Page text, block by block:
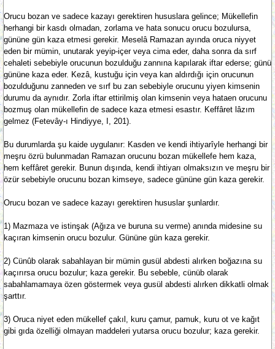
Orucu bozan ve sadece kazayı gerektiren hususlara gelince; Mükellefin
herhangi bir kasdı olmadan, zorlama ve hata sonucu orucu bozulursa,
gününe gün kaza etmesi gerekir. Meselâ Ramazan ayında oruca niyyet
eden bir mümin, unutarak yeyip-içer veya cima eder, daha sonra da sırf
cehaleti sebebiyle orucunun bozulduğu zannına kapılarak iftar ederse; günü
gününe kaza eder. Kezâ, kustuğu için veya kan aldırdığı için orucunun
bozulduğunu zanneden ve sırf bu zan sebebiyle orucunu yiyen kimsenin
durumu da aynıdır. Zorla iftar ettirilmiş olan kimsenin veya hataen orucunu
bozmuş olan mükellefin de sadece kaza etmesi esastır. Keffâret lâzım
gelmez (Fetevây-ı Hindiyye, I, 201).
Bu durumlarda şu kaide uygulanır: Kasden ve kendi ihtiyarîyle herhangi bir
meşru özrü bulunmadan Ramazan orucunu bozan mükellefe hem kaza,
hem keffâret gerekir. Bunun dışında, kendi ihtiyarı olmaksızın ve meşru bir
özür sebebiyle orucunu bozan kimseye, sadece gününe gün kaza gerekir.
Orucu bozan ve sadece kazayı gerektiren hususlar şunlardır.
1) Mazmaza ve istinşak (Ağıza ve buruna su verme) anında midesine su
kaçıran kimsenin orucu bozulur. Gününe gün kaza gerekir.
2) Cünûb olarak sabahlayan bir mümin gusül abdesti alırken boğazına su
kaçırırsa orucu bozulur; kaza gerekir. Bu sebeble, cünüb olarak
sabahlamamaya özen göstermek veya gusül abdesti alırken dikkatli olmak
şarttır.
3) Oruca niyet eden mükellef çakıl, kuru çamur, pamuk, kuru ot ve kağıt
gibi gıda özelliği olmayan maddeleri yutarsa orucu bozulur; kaza gerekir.